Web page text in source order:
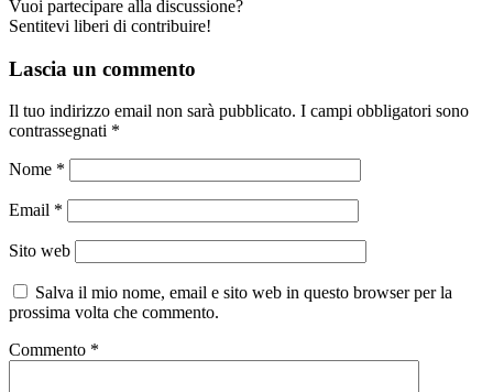
Vuoi partecipare alla discussione?
Sentitevi liberi di contribuire!
Lascia un commento
Il tuo indirizzo email non sarà pubblicato. I campi obbligatori sono
contrassegnati *
Nome *
Email *
Sito web
Salva il mio nome, email e sito web in questo browser per la
prossima volta che commento.
Commento *